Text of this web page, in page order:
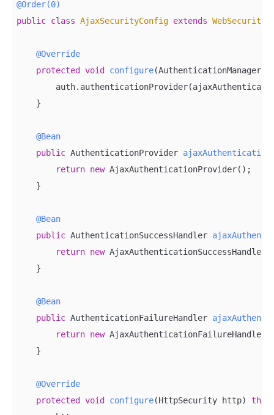
@Order(0)
public class AjaxSecurityConfig extends
@Override
protected
void configure
    }
@Bean
public AuthenticationProvider
return new AjaxAuthenticationProvider();
    }
@Bean
public AuthenticationSuccessHandler
return new
    }
@Bean
public AuthenticationFailureHandler
return new
    }
@Override
protected
void configure(HttpSecurity http)